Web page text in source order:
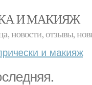
И МАКИЯЖ
новости, отзывы,
и макияж